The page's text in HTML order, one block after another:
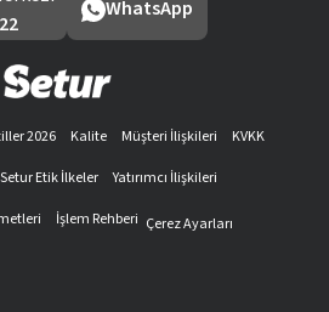
WhatsApp
2026 Kalite Müşteri İlişkileri
KVKK
Setur Etik İlkeler
Yatırımcı İlişkileri
İşlem Rehberi Çerez Ayarları